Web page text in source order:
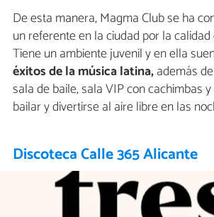
De esta manera, Magma Club se ha
un referente en la ciudad por la
Tiene un ambiente juvenil y en ella
éxitos de la música latina,además
sala de baile, sala VIP con cachimbas
bailar y divertirse al aire libre en las
Discoteca Calle 365 Alicante